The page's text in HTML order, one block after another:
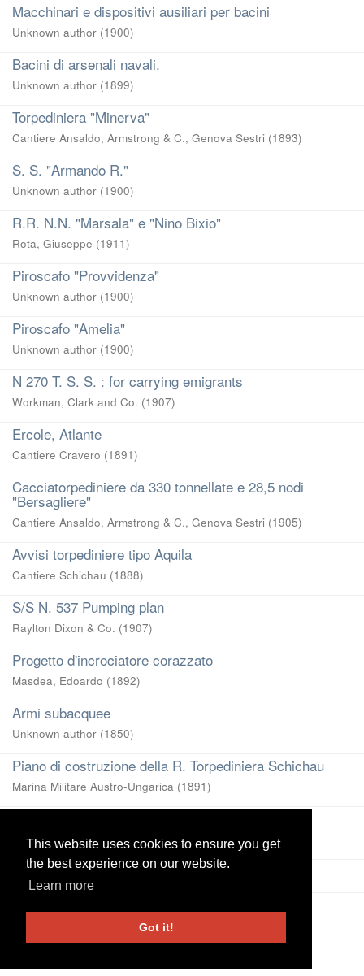
This website uses cookies to ensure you get
the best experience on our website.
Learn more
Got it!
This website uses cookies to ensure you get
the best experience on our website.
Learn more
Got it!
Macchinari e dispositivi ausiliari per bacini
Unknown author (1900)
Bacini di arsenali navali.
Unknown author (1899)
Torpediniera "Minerva"
Cantiere Ansaldo, Armstrong & C., Genova Sestri (1893)
S. S. "Armando R."
Unknown author (1900)
R.R. N.N. "Marsala" e "Nino Bixio"
Rota, Giuseppe (1911)
Piroscafo "Provvidenza"
Unknown author (1900)
Piroscafo "Amelia"
Unknown author (1900)
N 270 T. S. S. : for carrying emigrants
Workman, Clark and Co. (1907)
Ercole, Atlante
Cantiere Cravero (1891)
Cacciatorpediniere da 330 tonnellate e 28,5 nodi
"Bersagliere"
Cantiere Ansaldo, Armstrong & C., Genova Sestri (1905)
Avvisi torpediniere tipo Aquila
Cantiere Schichau (1888)
S/S N. 537 Pumping plan
Raylton Dixon & Co. (1907)
Progetto d'incrociatore corazzato
Masdea, Edoardo (1892)
Armi subacquee
Unknown author (1850)
Piano di costruzione della R. Torpediniera Schichau
Marina Militare Austro-Ungarica (1891)
Cantiere Navale Schichau (Danzig) (1898)
View more